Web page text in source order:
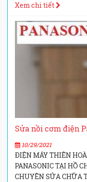
Xem chi tiết
Sửa nồi cơm điện
10/29/2021
ĐIỆN MÁY THIÊN
PANASONIC TẠI HỒ
CHUYÊN SỬA CHỮA